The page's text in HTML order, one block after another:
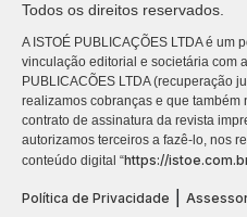
Todos os direitos reservados.
A ISTOÉ PUBLICAÇÕES LTDA é um
vinculação editorial e societária com
PUBLICACÕES LTDA (recuperação
realizamos cobranças e que
contrato de assinatura da revista
autorizamos terceiros a fazê-lo, nos
conteúdo digital “https://
Política de Privacidade